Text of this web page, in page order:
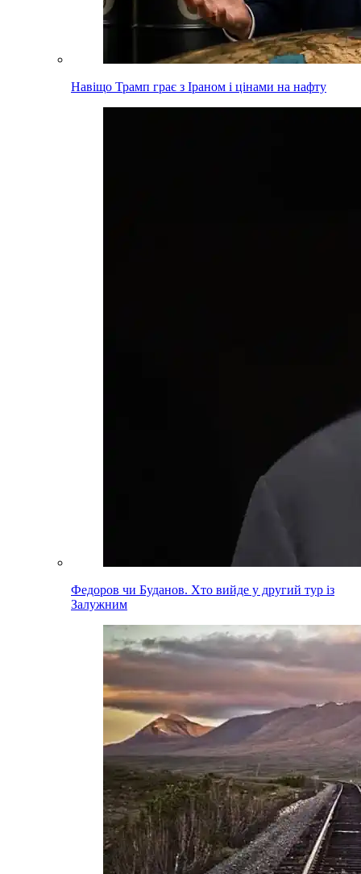
Навіщо Трамп грає з Іраном і цінами на нафту
Федоров чи Буданов. Хто вийде у другий тур із
Залужним